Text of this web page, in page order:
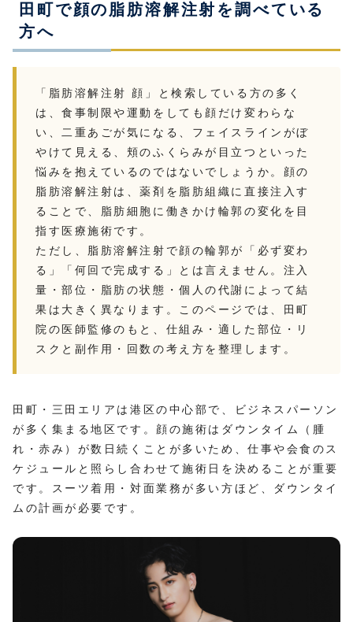
田町で顔の脂肪溶解注射を調べている
方へ
「脂肪溶解注射 顔」と検索している方の多く
は、食事制限や運動をしても顔だけ変わらな
い、二重あごが気になる、フェイスラインがぼ
やけて見える、頬のふくらみが目立つといった
悩みを抱えているのではないでしょうか。顔の
脂肪溶解注射は、薬剤を脂肪組織に直接注入す
ることで、脂肪細胞に働きかけ輪郭の変化を目
指す医療施術です。
ただし、脂肪溶解注射で顔の輪郭が「必ず変わ
る」「何回で完成する」とは言えません。注入
量・部位・脂肪の状態・個人の代謝によって結
果は大きく異なります。このページでは、田町
院の医師監修のもと、仕組み・適した部位・リ
スクと副作用・回数の考え方を整理します。
田町・三田エリアは港区の中心部で、ビジネスパーソン
が多く集まる地区です。顔の施術はダウンタイム（腫
れ・赤み）が数日続くことが多いため、仕事や会食のス
ケジュールと照らし合わせて施術日を決めることが重要
です。スーツ着用・対面業務が多い方ほど、ダウンタイ
ムの計画が必要です。